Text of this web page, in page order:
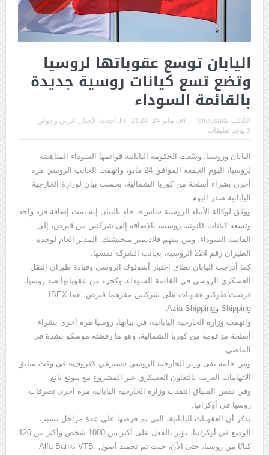
اليابان توسع عقوباتها لروسيا
وتضع تسع كيانات روسية جديدة
بالقائمة السوداء
الكاتب: elressala
on: مايو 24, 2024 In: أحدث الأخبار , عربي و دولي
لا يوجد تعليقات
اليابان وروسيا..وسّعت الحكومة اليابانية قوائمها السوداء المناهضة
لروسيا، اليوم الجمعة الموافق 24 مايو، واتهمت الجانب الروسي مرة
أخرى بشراء أسلحة من كوريا الشمالية، بحسب بيان لوزارة الخارجية
اليابانية صدر اليوم.
ووفق لوكالة الأنباء الروسية «تاس»، جاء بالبيان إنه تمت إضافة فرد واحد
وتسعة كيانات قانونية روسية، بالإضافة إلى شركتين من قبرص، إلى
القائمة السوداء، ومن بينهم فلاديمير ميخيشيك، المدير العام لوحدة
الطيران رقم 224 الروسية، بجانب الشركة نفسها.
كما أدرجت اليابان نطاق اختبار أشولوك الروسي وقيادة طيران النقل
العسكري الروسي في القائمة السوداء، وكجزء من عقوباتها ضد روسيا،
فرضت طوكيو عقوبات على شركتين مقرهما قبرص، هما IBEX
Shipping وAzia Shipping.
واتهمت وزارة الخارجية اليابانية، في بيانها، روسيا مرة أخرى بشراء
أسلحة مزعومة من كوريا الشمالية، وهو ما رفضته موسكو بشدة في
الماضي.
ومن جانبه نفى وزير الخارجية الروسي «سيرغي لافروف» في وقت سابق
الاتهامات الغربية بالتعاون العسكري غير المشروع مع بيونغ يانغ.
وفي نفس السياق انتقدت وزارة الخارجية اليابانية مرة أخرى تصرفات
روسيا في أوكرانيا.
يذكر أن العقوبات اليابانية، التي تم فرضها على عدة مراحل بسبب
الوضع في أوكرانيا، تؤثر بالفعل على أكثر من 1000 شخص وأكثر من 120
كيانًا من روسيا، حتى الآن، حيث تم تجميد أصول Alfa Bank، VTB،